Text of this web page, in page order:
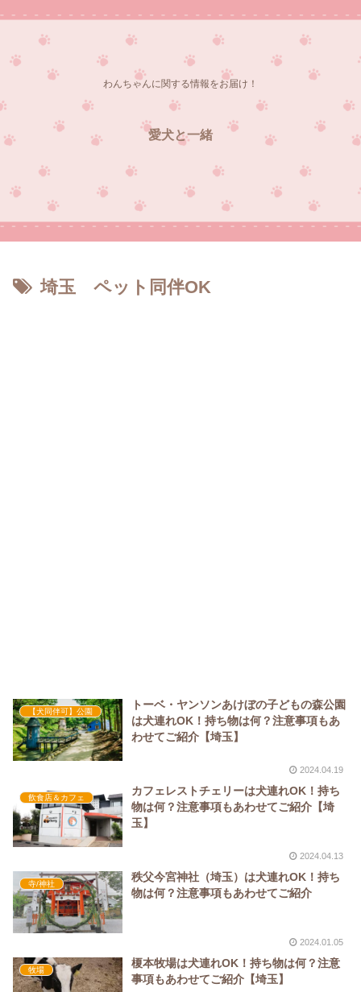
わんちゃんに関する情報をお届け！
愛犬と一緒
埼玉 ペット同伴OK
【犬同伴可】公園
トーベ・ヤンソンあけぼの子どもの森公園
は犬連れOK！持ち物は何？注意事項もあ
わせてご紹介【埼玉】
2024.04.19
飲食店＆カフェ
カフェレストチェリーは犬連れOK！持ち
物は何？注意事項もあわせてご紹介【埼
玉】
2024.04.13
寺/神社
秩父今宮神社（埼玉）は犬連れOK！持ち
物は何？注意事項もあわせてご紹介
2024.01.05
牧場
榎本牧場は犬連れOK！持ち物は何？注意
事項もあわせてご紹介【埼玉】